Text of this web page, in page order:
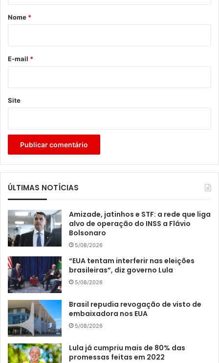
r
*
Nome *
E-mail *
Site
ÚLTIMAS NOTÍCIAS
Amizade, jatinhos e STF: a rede que liga
alvo de operação do INSS a Flávio
Bolsonaro
5/08/2026
“EUA tentam interferir nas eleições
brasileiras”, diz governo Lula
5/08/2026
Brasil repudia revogação de visto de
embaixadora nos EUA
5/08/2026
Lula já cumpriu mais de 80% das
promessas feitas em 2022